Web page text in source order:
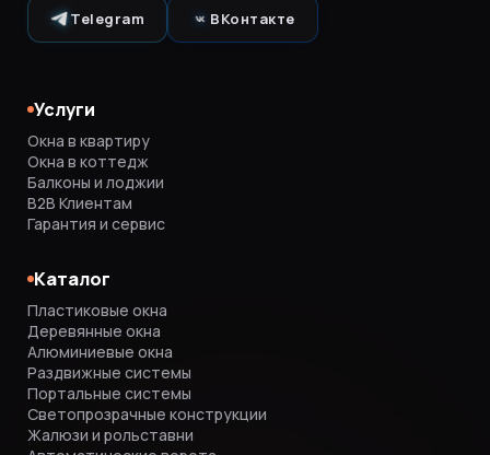
Telegram ВКонтакте
Услуги
Окна в квартиру
Окна в коттедж
Балконы и лоджии
B2B Клиентам
Гарантия и сервис
Каталог
Пластиковые окна
Деревянные окна
Алюминиевые окна
Раздвижные системы
Портальные системы
Светопрозрачные конструкции
Жалюзи и рольставни